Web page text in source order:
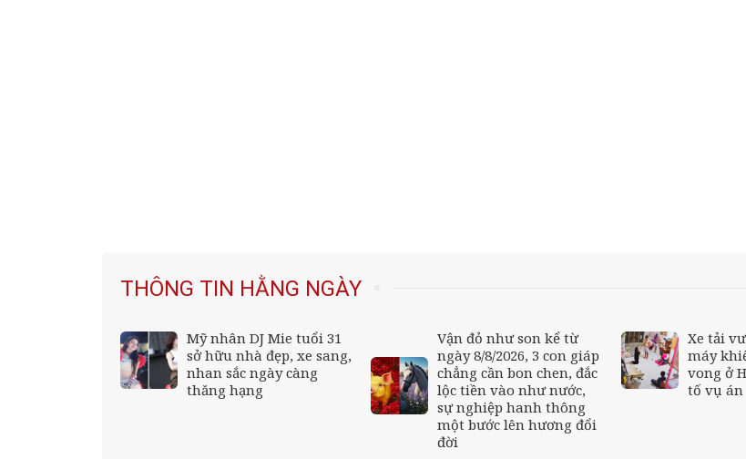
THÔNG TIN HẰNG NGÀY
Mỹ nhân DJ Mie tuổi 31
sở hữu nhà đẹp, xe sang,
nhan sắc ngày càng
thăng hạng
Vận đỏ như son kể từ
ngày 8/8/2026, 3 con giáp
chẳng cần bon chen, đắc
lộc tiền vào như nước,
sự nghiệp hanh thông
một bước lên hương đổi
đời
Xe tải
máy
vong ở
tố vụ án